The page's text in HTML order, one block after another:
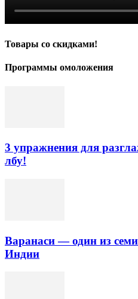
Товары со скидками!
Программы омоложения
3 упражнения для
лбу!
Варанаси — один из
Индии